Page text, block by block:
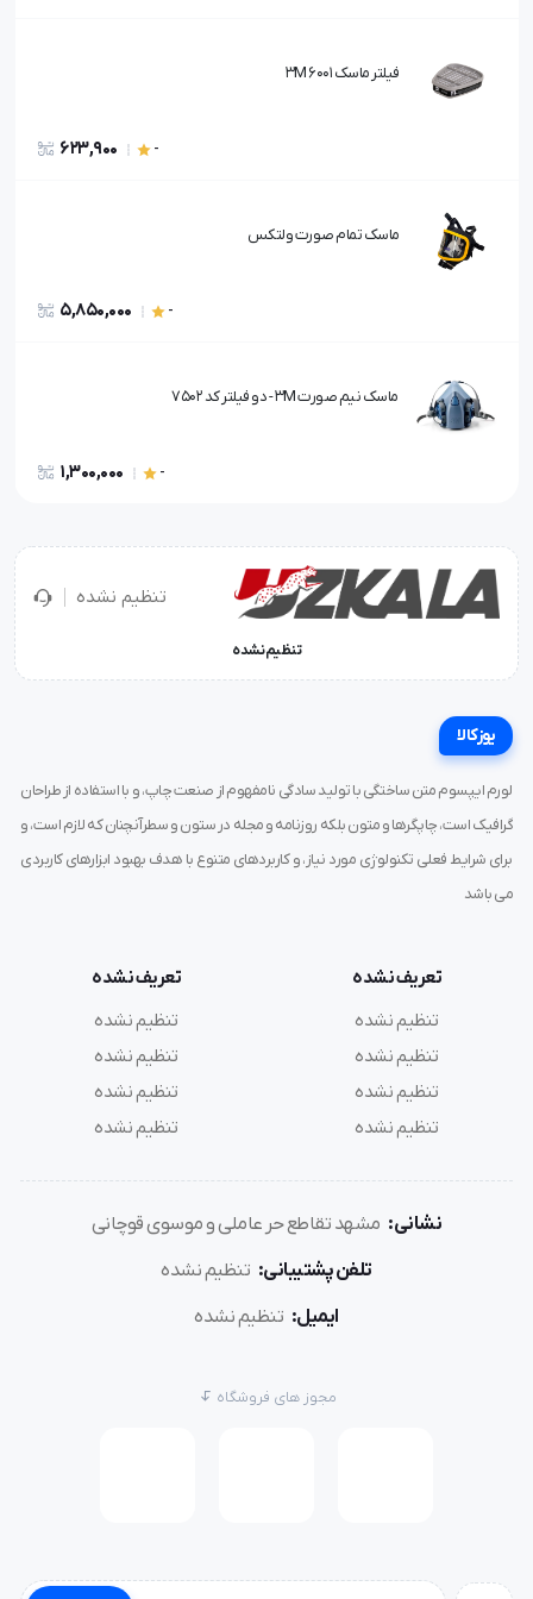
فیلتر ماسک 3M 6001
-
623,900
ماسک تمام صورت ولتکس
-
5,850,000
ماسک نیم صورت 3M - دو فیلتر کد 7502
-
1,300,000
تنظیم نشده
تنظیم نشده
یوزکالا
لورم ایپسوم متن ساختگی با تولید سادگی نامفهوم از صنعت چاپ، و با استفاده از طراحان
گرافیک است، چاپگرها و متون بلکه روزنامه و مجله در ستون و سطرآنچنان که لازم است، و
برای شرایط فعلی تکنولوژی مورد نیاز، و کاربردهای متنوع با هدف بهبود ابزارهای کاربردی
می باشد
تعریف نشده
تنظیم نشده
تنظیم نشده
تنظیم نشده
تنظیم نشده
تعریف نشده
تنظیم نشده
تنظیم نشده
تنظیم نشده
تنظیم نشده
نشانی: مشهد تقاطع حر عاملی و موسوی قوچانی
تلفن پشتیبانی: تنظیم نشده
ایمیل: تنظیم نشده
مجوز های فروشگاه